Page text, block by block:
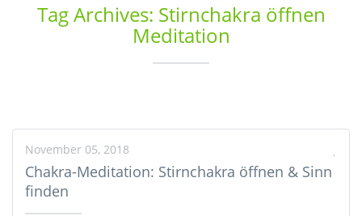
Tag Archives: Stirnchakra öffnen
Meditation
November 05, 2018
Chakra-Meditation: Stirnchakra öffnen & Sinn
finden